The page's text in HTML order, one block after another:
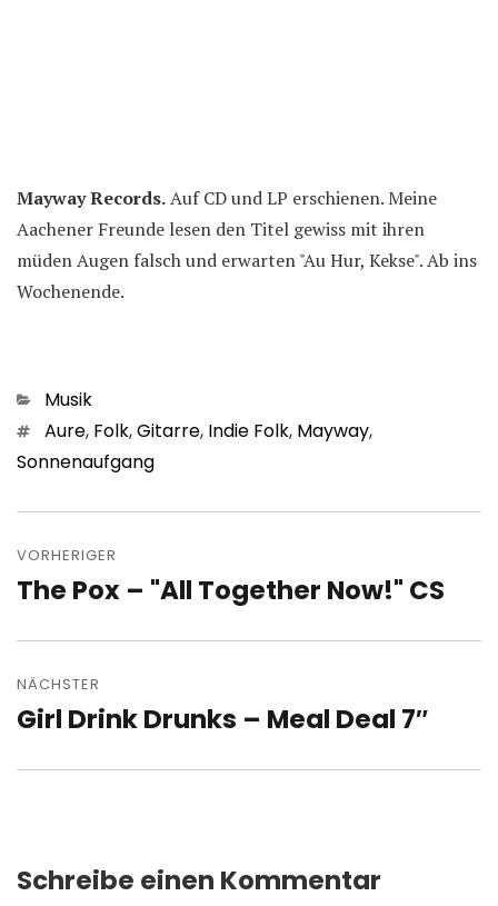
Mayway Records.Auf CD und LP erschienen. Meine
Aachener Freunde lesen den Titel gewiss mit ihren
müden Augen falsch und erwarten "Au Hur, Kekse". Ab ins
Wochenende.
Kategorien
Musik
Schlagwörter
Aure, Folk,Gitarre, Indie Folk, Mayway,
Sonnenaufgang
VORHERIGER
Vorheriger
The Pox – "All Together Now!" CS
NÄCHSTER
Nächster
Girl Drink Drunks – Meal Deal 7″
Schreibe einen Kommentar